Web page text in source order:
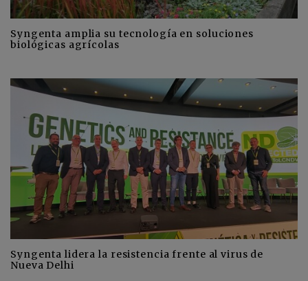
Syngenta amplia su tecnología en soluciones
biológicas agrícolas
Syngenta lidera la resistencia frente al virus de
Nueva Delhi